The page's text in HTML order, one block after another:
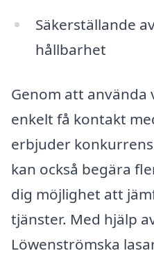
Säkerställande
hållbarhet
Genom att
enkelt få kontakt
erbjuder
kan också begära
dig möjlighet att
tjänster. Med hjälp
Löwenströmska